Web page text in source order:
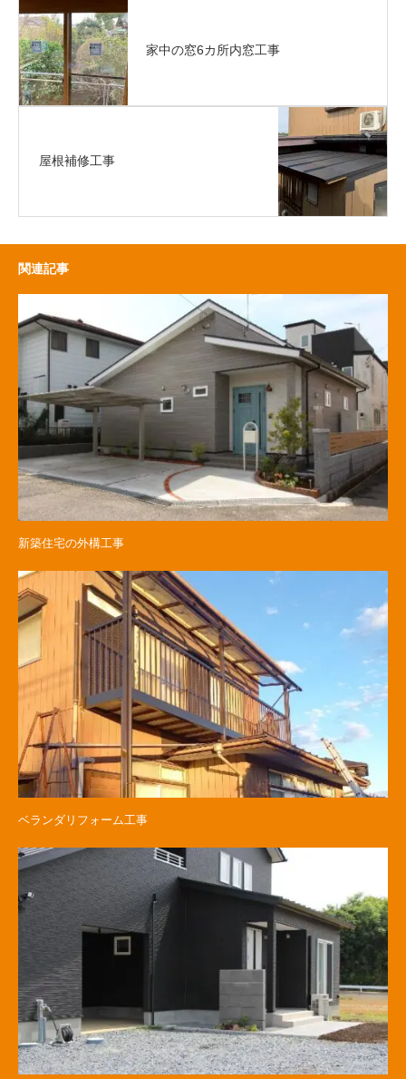
家中の窓6カ所内窓工事
屋根補修工事
関連記事
新築住宅の外構工事
ベランダリフォーム工事